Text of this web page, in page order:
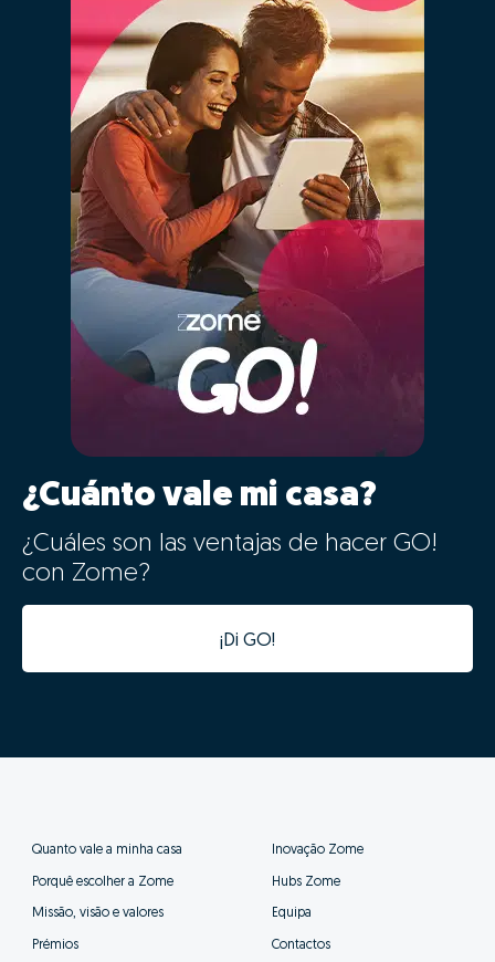
¿Cuánto vale mi casa?
¿Cuáles son las ventajas de hacer GO!
con Zome?
¡Di GO!
Quanto vale a minha casa
Porquê escolher a Zome
Missão, visão e valores
Prémios
Inovação Zome
Hubs Zome
Equipa
Contactos